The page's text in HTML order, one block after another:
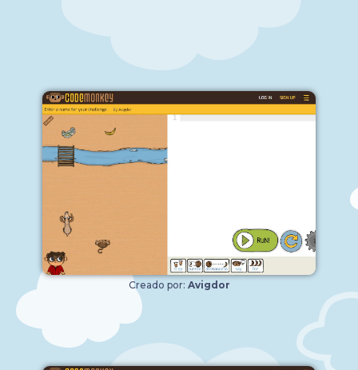
Creado por: Avigdor